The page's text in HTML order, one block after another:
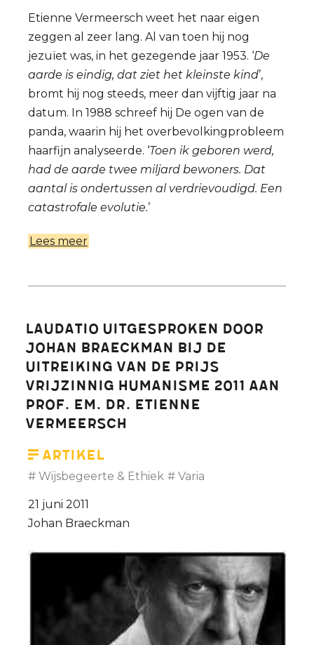
Etienne Vermeersch weet het naar eigen
zeggen al zeer lang. Al van toen hij nog
jezuïet was, in het gezegende jaar 1953. ‘De
aarde is eindig, dat ziet het kleinste kind’,
bromt hij nog steeds, meer dan vijftig jaar na
datum. In 1988 schreef hij De ogen van de
panda, waarin hij het overbevolkingprobleem
haarfijn analyseerde. ‘Toen ik geboren werd,
had de aarde twee miljard bewoners. Dat
aantal is ondertussen al verdrievoudigd. Een
catastrofale evolutie.’
Lees meer
taboe’
Laudatio uitgesproken door
Johan Braeckman bij de
uitreiking van de Prijs
Vrijzinnig Humanisme 2011 aan
prof. em. dr. Etienne
Vermeersch
Artikel
Wijsbegeerte & Ethiek Varia
21 juni 2011
Johan Braeckman